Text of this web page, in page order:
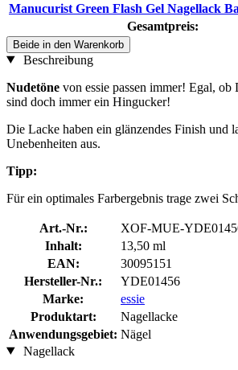
Manucurist Green Flash Gel Nagellack
Gesamtpreis:
Beide in den Warenkorb
Beschreibung
Nudetöne von essie passen immer! Egal,
sind doch immer ein Hingucker!
Die Lacke haben ein glänzendes Finish und
Unebenheiten aus.
Tipp:
Für ein optimales Farbergebnis trage zwei
Art.-Nr.:
XOF-MUE-
Inhalt:
13,50 ml
EAN:
30095151
Hersteller-Nr.:
YDE01456
Marke:
essie
Produktart:
Nagellacke
Anwendungsgebiet: Nägel
Nagellack